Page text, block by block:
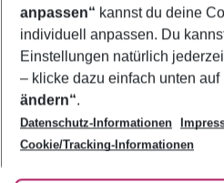
Footer
Footer navigation
Über uns
AGB
Bestpreisgarantie
Cookie-Einstellungen ändern
Cookie-Richtlinie
Agenturbetreuung
Barrierefreies Reisen
Folge uns
anpassen“ kannst du deine
individuell anpassen. Du
Einstellungen natürlich
– klicke dazu einfach unten auf
ändern“.
Datenschutz-Informationen
Cookie/Tracking-Informationen